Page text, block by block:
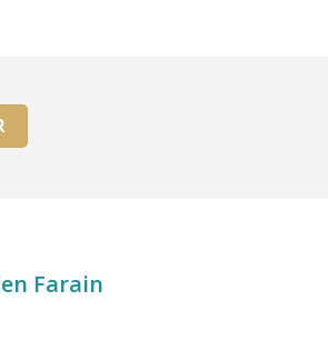
Farain